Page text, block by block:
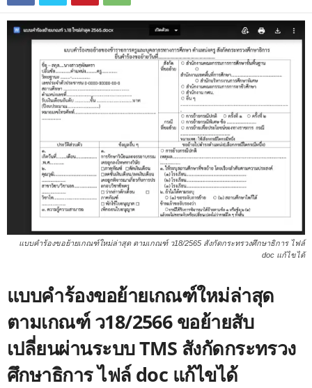
แบบคำร้องขอย้ายเกณฑ์ใหม่ล่าสุด ตามเกณฑ์ ว18/2565 สังกัดกระทรวงศึกษาธิการ ไฟล์
doc แก้ไขได้
แบบคำร้องขอย้ายเกณฑ์ใหม่ล่าสุด
ตามเกณฑ์ ว18/2566 ขอย้ายสับ
เปลี่ยนผ่านระบบ TMS สังกัดกระทรวง
ศึกษาธิการ ไฟล์ doc แก้ไขได้